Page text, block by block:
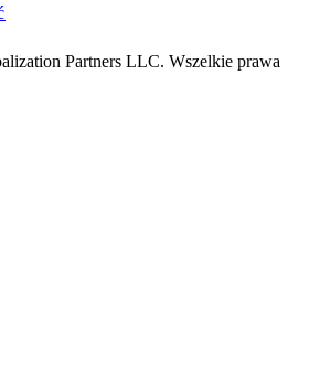
Partners LLC. Wszelkie prawa